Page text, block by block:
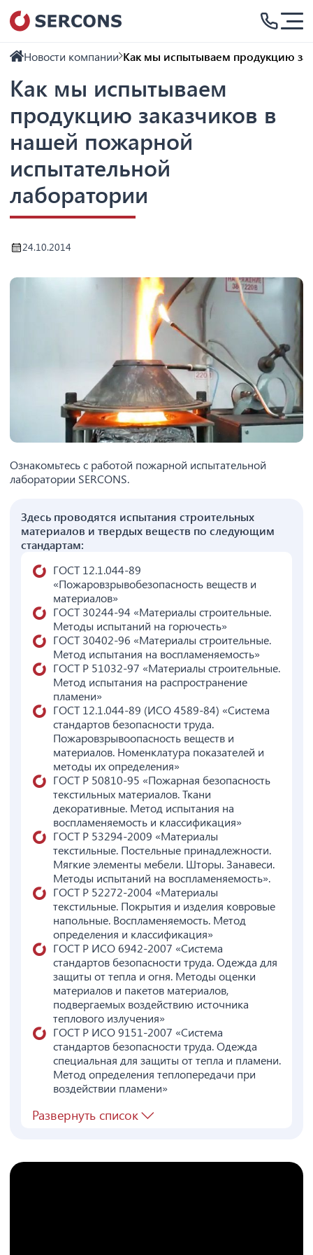
Новости компании Как мы испытываем продукцию
Как мы испытываем
продукцию заказчиков в
нашей пожарной
испытательной
лаборатории
24.10.2014
Ознакомьтесь с работой пожарной испытательной
лаборатории SERCONS.
Здесь проводятся испытания строительных
материалов и твердых веществ по следующим
стандартам:
ГОСТ 12.1.044-89
«Пожаровзрывобезопасность веществ и
материалов»
ГОСТ 30244-94 «Материалы строительные.
Методы испытаний на горючесть»
ГОСТ 30402-96 «Материалы строительные.
Метод испытания на воспламеняемость»
ГОСТ Р 51032-97 «Материалы строительные.
Метод испытания на распространение
пламени»
ГОСТ 12.1.044-89 (ИСО 4589-84) «Система
стандартов безопасности труда.
Пожаровзрывоопасность веществ и
материалов. Номенклатура показателей и
методы их определения»
ГОСТ Р 50810-95 «Пожарная безопасность
текстильных материалов. Ткани
декоративные. Метод испытания на
воспламеняемость и классификация»
ГОСТ Р 53294-2009 «Материалы
текстильные. Постельные принадлежности.
Мягкие элементы мебели. Шторы. Занавеси.
Методы испытаний на воспламеняемость».
ГОСТ Р 52272-2004 «Материалы
текстильные. Покрытия и изделия ковровые
напольные. Воспламеняемость. Метод
определения и классификация»
ГОСТ Р ИСО 6942-2007 «Система
стандартов безопасности труда. Одежда для
защиты от тепла и огня. Методы оценки
материалов и пакетов материалов,
подвергаемых воздействию источника
теплового излучения»
ГОСТ Р ИСО 9151-2007 «Система
стандартов безопасности труда. Одежда
специальная для защиты от тепла и пламени.
Метод определения теплопередачи при
воздействии пламени»
Развернуть список